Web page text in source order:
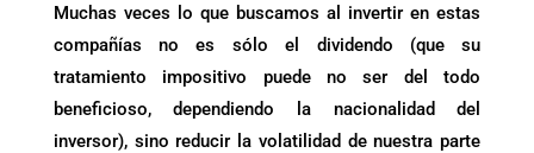
Muchas veces lo que buscamos al invertir en estas
compañías no es sólo el dividendo (que su
tratamiento impositivo puede no ser del todo
beneficioso, dependiendo la nacionalidad del
inversor), sino reducir la volatilidad de nuestra parte